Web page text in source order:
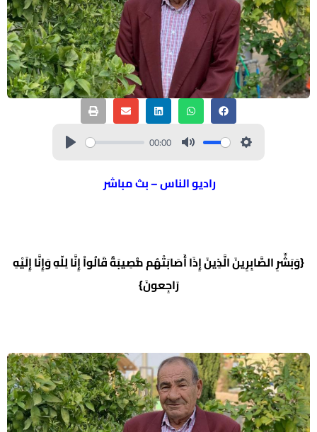
00:00
راديو الناس – بث مباشر
{وَبَشِّرِ الصَّابِرِينَ الَّذِينَ إِذَا أَصَابَتْهُم مُّصِيبَةٌ قَالُواْ إِنَّا لِلّهِ وَإِنَّا إِلَيْهِ
رَاجِعونَ}